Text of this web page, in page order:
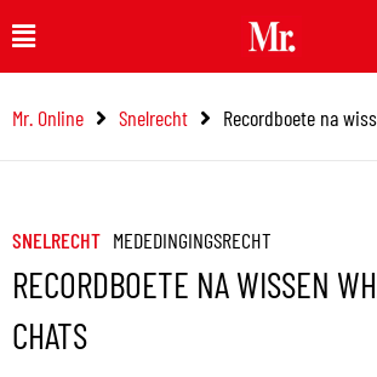
naar
inhoud
Main
Menu
Mr. Online Snelrecht Recordboete na
SNELRECHT MEDEDINGINGSRECHT
RECORDBOETE NA WISSEN
CHATS